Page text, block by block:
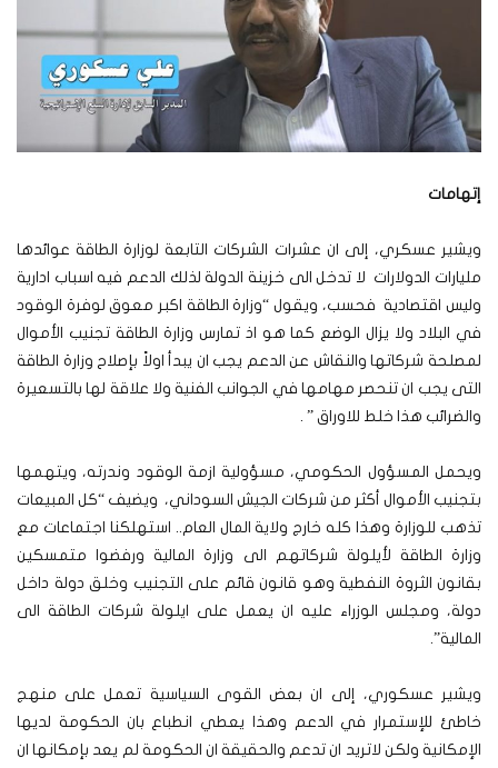
إتهامات
ويشير عسكري، إلى ان عشرات الشركات التابعة لوزارة الطاقة عوائدها
مليارات الدولارات لا تدخل الى خزينة الدولة لذلك الدعم فيه اسباب ادارية
وليس اقتصادية فحسب، ويقول “وزارة الطاقة اكبر معوق لوفرة الوقود
في البلاد ولا يزال الوضع كما هو اذ تمارس وزارة الطاقة تجنيب الأموال
لمصلحة شركاتها والنقاش عن الدعم يجب ان يبدأ اولاً بإصلاح وزارة الطاقة
التى يجب ان تنحصر مهامها في الجوانب الفنية ولا علاقة لها بالتسعيرة
والضرائب هذا خلط للاوراق ” .
ويحمل المسؤول الحكومي، مسؤولية ازمة الوقود وندرته، ويتهمها
بتجنيب الأموال أكثر من شركات الجيش السوداني، ويضيف “كل المبيعات
تذهب للوزارة وهذا كله خارج ولاية المال العام.. استهلكنا اجتماعات مع
وزارة الطاقة لأيلولة شركاتهم الى وزارة المالية ورفضوا متمسكين
بقانون الثروة النفطية وهو قانون قائم على التجنيب وخلق دولة داخل
دولة، ومجلس الوزراء عليه ان يعمل على ايلولة شركات الطاقة الى
المالية”.
ويشير عسكوري، إلى ان بعض القوى السياسية تعمل على منهج
خاطئ للإستمرار في الدعم وهذا يعطي انطباع بان الحكومة لديها
الإمكانية ولكن لاتريد ان تدعم والحقيقة ان الحكومة لم يعد بإمكانها ان